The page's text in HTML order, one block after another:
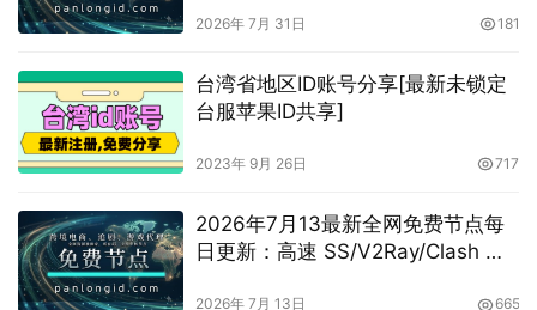
vless/shadowrocket/trojan/vmess
2026年 7月 31日 181
台湾省地区ID账号分享[最新未锁定
台服苹果ID共享]
2023年 9月 26日 717
2026年7月13最新全网免费节点每
日更新：高速 SS/V2Ray/Clash 订
2026年 7月 13日 665